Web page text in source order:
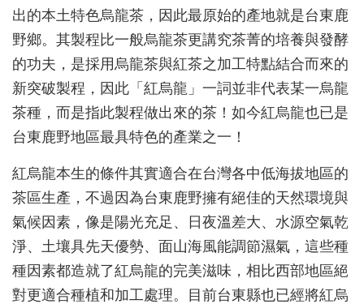
出的本土特色烏龍茶，因此最原始的產地就是台東鹿
野鄉。其製程比一般烏龍茶更講究茶菁的培養與發酵
的功夫，是採用烏龍茶與紅茶之加工特點結合而來的
新突破製程，因此「紅烏龍」一詞並非代表某一烏龍
茶種，而是指此製程做出來的茶！如今紅烏龍也已是
台東鹿野地區最具特色的產業之一！
紅烏龍本生的條件其實適合在台灣各中低海拔地區的
茶區生產，不過因為台東鹿野擁有絕佳的天然環境與
氣候因素，像是陽光充足、日夜溫差大、水源空氣乾
淨、土壤具先天優勢、面山海風能調節濕氣，這些種
種因素都造就了紅烏龍的完美滋味，相比西部地區絕
對更適合種植和加工處理。目前台東縣也已經將紅烏